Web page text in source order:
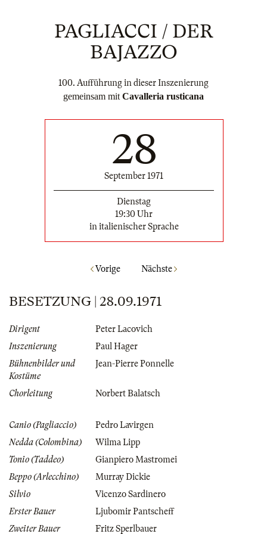
PAGLIACCI / DER
BAJAZZO
100. Aufführung in dieser Inszenierung
gemeinsam mit Cavalleria rusticana
28
September 1971
Dienstag
19:30 Uhr
in italienischer Sprache
Vorige Nächste
BESETZUNG | 28.09.1971
Dirigent
Peter Lacovich
Inszenierung
Paul Hager
Bühnenbilder und
Kostüme
Jean-Pierre Ponnelle
Chorleitung Norbert Balatsch
Canio (Pagliaccio)
Pedro Lavirgen
Nedda (Colombina)
Wilma Lipp
Tonio (Taddeo)
Gianpiero Mastromei
Beppo (Arlecchino)
Murray Dickie
Silvio
Vicenzo Sardinero
Erster Bauer
Ljubomir Pantscheff
Zweiter Bauer
Fritz Sperlbauer